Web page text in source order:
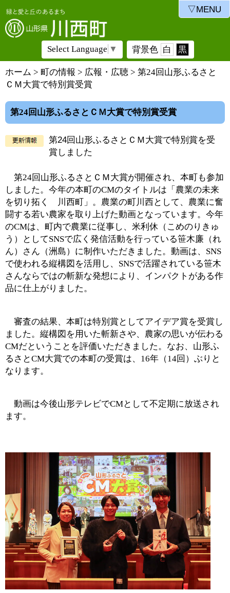
Select Language ▼ 背景色 白 黒
ホーム > 町の情報 > 広報・広聴 > 第24回山形ふるさと
ＣＭ大賞で特別賞受賞
第24回山形ふるさとＣＭ大賞で特別賞受賞
第24回山形ふるさとＣＭ大賞で特別賞を受
賞しました
第24回山形ふるさとＣＭ大賞が開催され、本町も参加
しました。今年の本町のCMのタイトルは「農業の未来
を切り拓く 川西町」。農業の町川西として、農業に奮
闘する若い農家を取り上げた動画となっています。今年
のCMは、町内で農業に従事し、米利休（こめのりきゅ
う）としてSNSで広く発信活動を行っている笹木廉（れ
ん）さん（洲島）に制作いただきました。動画は、SNS
で使われる縦構図を活用し、SNSで活躍されている笹木
さんならではの斬新な発想により、インパクトがある作
品に仕上がりました。
審査の結果、本町は特別賞としてアイデア賞を受賞し
ました。縦構図を用いた斬新さや、農家の思いが伝わる
CMだということを評価いただきました。なお、山形ふ
るさとCM大賞での本町の受賞は、16年（14回）ぶりと
なります。
動画は今後山形テレビでCMとして不定期に放送され
ます。
▽MENU